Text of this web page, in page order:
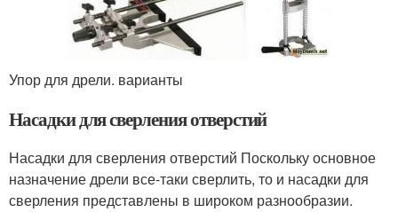
Упор для дрели. варианты
Насадки для сверления отверстий
Насадки для сверления отверстий Поскольку основное
назначение дрели все-таки сверлить, то и насадки для
сверления представлены в широком разнообразии.